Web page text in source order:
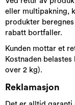
eller multipakning,
produkter
rabatt bortfaller.
Kunden mottar et
Kostnaden
over 2 kg).
Reklamasjon